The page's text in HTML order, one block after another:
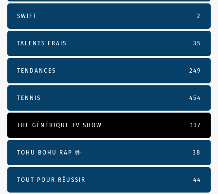
SWIFT 2
TALENTS FRAIS 35
TENDANCES 249
TENNIS 454
THE GÉNÉRIQUE TV SHOW 137
TOHU BOHU RAP 🤟 38
TOUT POUR RÉUSSIR 44